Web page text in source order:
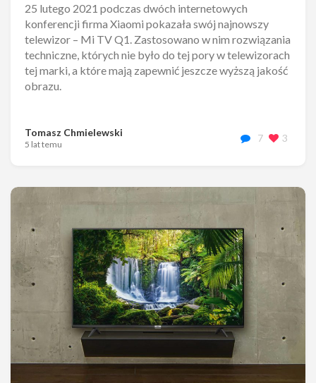
25 lutego 2021 podczas dwóch internetowych
konferencji firma Xiaomi pokazała swój najnowszy
telewizor – Mi TV Q1. Zastosowano w nim rozwiązania
techniczne, których nie było do tej pory w telewizorach
tej marki, a które mają zapewnić jeszcze wyższą jakość
obrazu.
Tomasz Chmielewski
5 lat temu
7 3